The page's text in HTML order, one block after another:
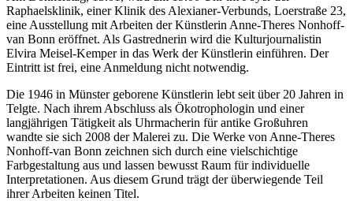
Raphaelsklinik, einer Klinik des Alexianer-Verbunds, Loerstraße 23,
eine Ausstellung mit Arbeiten der Künstlerin Anne-Theres Nonhoff-
van Bonn eröffnet. Als Gastrednerin wird die Kulturjournalistin
Elvira Meisel-Kemper in das Werk der Künstlerin einführen. Der
Eintritt ist frei, eine Anmeldung nicht notwendig.
Die 1946 in Münster geborene Künstlerin lebt seit über 20 Jahren in
Telgte. Nach ihrem Abschluss als Ökotrophologin und einer
langjährigen Tätigkeit als Uhrmacherin für antike Großuhren
wandte sie sich 2008 der Malerei zu. Die Werke von Anne-Theres
Nonhoff-van Bonn zeichnen sich durch eine vielschichtige
Farbgestaltung aus und lassen bewusst Raum für individuelle
Interpretationen. Aus diesem Grund trägt der überwiegende Teil
ihrer Arbeiten keinen Titel.